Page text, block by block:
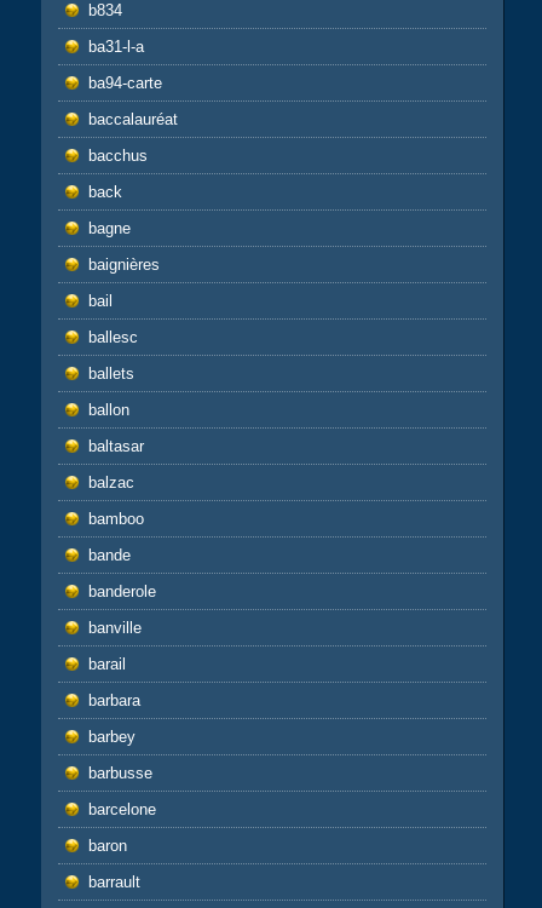
b834
ba31-l-a
ba94-carte
baccalauréat
bacchus
back
bagne
baignières
bail
ballesc
ballets
ballon
baltasar
balzac
bamboo
bande
banderole
banville
barail
barbara
barbey
barbusse
barcelone
baron
barrault